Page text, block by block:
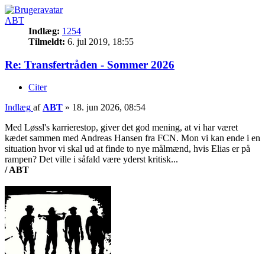
ABT
Indlæg: 1254
Tilmeldt: 6. jul 2019, 18:55
Re: Transfertråden - Sommer 2026
Citer
Indlæg af ABT » 18. jun 2026, 08:54
Med Løssl's karrierestop, giver det god mening, at vi har været
kædet sammen med Andreas Hansen fra FCN. Mon vi kan ende i en
situation hvor vi skal ud at finde to nye målmænd, hvis Elias er på
rampen? Det ville i såfald være yderst kritisk...
/ ABT